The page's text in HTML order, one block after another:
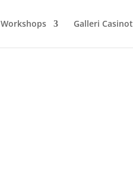
Workshops Galleri Casinot